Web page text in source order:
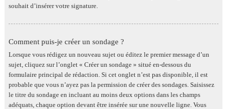
souhait d’insérer votre signature.
Comment puis-je créer un sondage ?
Lorsque vous rédigez un nouveau sujet ou éditez le premier message d’un
sujet, cliquez sur l’onglet « Créer un sondage » situé en-dessous du
formulaire principal de rédaction. Si cet onglet n’est pas disponible, il est
probable que vous n’ayez pas la permission de créer des sondages. Saisissez
le titre du sondage en incluant au moins deux options dans les champs
adéquats, chaque option devant être insérée sur une nouvelle ligne. Vous